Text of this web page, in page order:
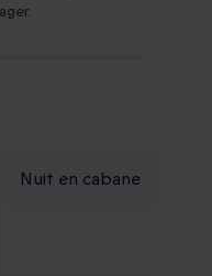
Nuit en cabane